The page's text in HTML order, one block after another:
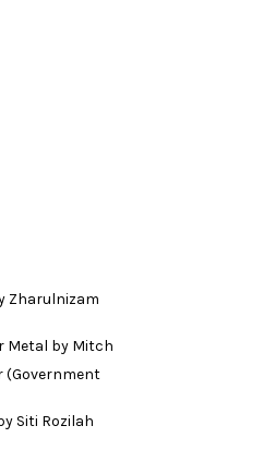
Zharulnizam
Metal by Mitch
(Government
Siti Rozilah